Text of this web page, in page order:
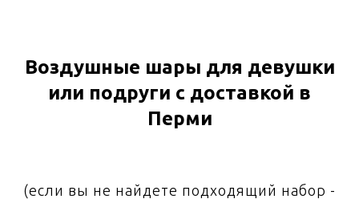
Воздушные шары для девушки
или подруги с доставкой в
Перми
(если вы не найдете подходящий набор -